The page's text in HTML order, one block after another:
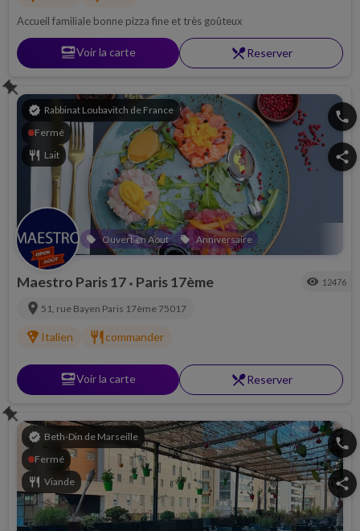
Accueil familiale bonne pizza fine et très goûteux
set_mealVoir la carte restaurant_menuReserver
verified Rabbinat Loubavitch de France
Fermé
restaurant Lait
local_offer Ouvert en Aout local_offer Anniversaire
phone
share
Maestro Paris 17 • Paris 17ème visibility 12476
location_on 51, rue Bayen Paris 17ème 75017
local_pizzaItalien restaurant commander
set_mealVoir la carte restaurant_menuReserver
verified Beth-Din de Marseille
Fermé
restaurant Viande
phone
share